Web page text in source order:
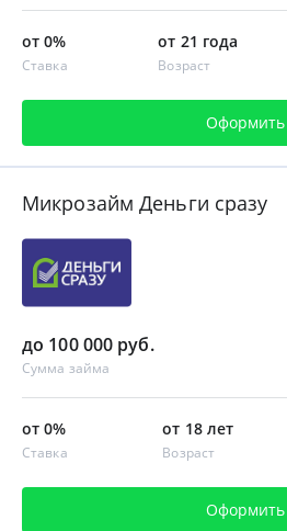
от 0%
Ставка
от 21 года
Возраст
Оформить
Микрозайм Деньги сразу
до 100 000 руб.
Сумма займа
от 0%
Ставка
от 18 лет
Возраст
Оформить